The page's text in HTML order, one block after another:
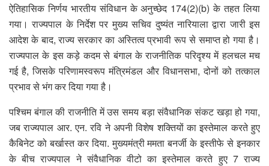
ऐतिहासिक निर्णय भारतीय संविधान के अनुच्छेद 174(2)(b) के तहत लिया
गया। राज्यपाल के निर्देश पर मुख्य सचिव दुष्यंत नारियाला द्वारा जारी इस
आदेश के बाद, राज्य सरकार का अस्तित्व प्रभावी रूप से समाप्त हो गया है।
राज्यपाल के इस कड़े कदम से बंगाल के राजनीतिक परिदृश्य में हलचल मच
गई है, जिसके परिणामस्वरूप मंत्रिमंडल और विधानसभा, दोनों को तत्काल
प्रभाव से भंग कर दिया गया है।
पश्चिम बंगाल की राजनीति में उस समय बड़ा संवैधानिक संकट खड़ा हो गया,
जब राज्यपाल आर. एन. रवि ने अपनी विशेष शक्तियों का इस्तेमाल करते हुए
कैबिनेट को बर्खास्त कर दिया. मुख्यमंत्री ममता बनर्जी के इस्तीफे से इनकार
के बीच राज्यपाल ने संवैधानिक वीटो का इस्तेमाल करते हुए 7 राज्य